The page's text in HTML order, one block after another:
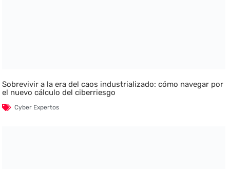
Sobrevivir a la era del caos industrializado: cómo navegar por
el nuevo cálculo del ciberriesgo
Cyber Expertos